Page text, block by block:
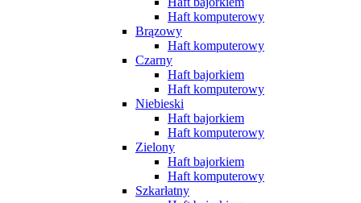
Haft komputerowy
Brązowy
Haft komputerowy
Czarny
Haft bajorkiem
Haft komputerowy
Niebieski
Haft bajorkiem
Haft komputerowy
Zielony
Haft bajorkiem
Haft komputerowy
Szkarłatny